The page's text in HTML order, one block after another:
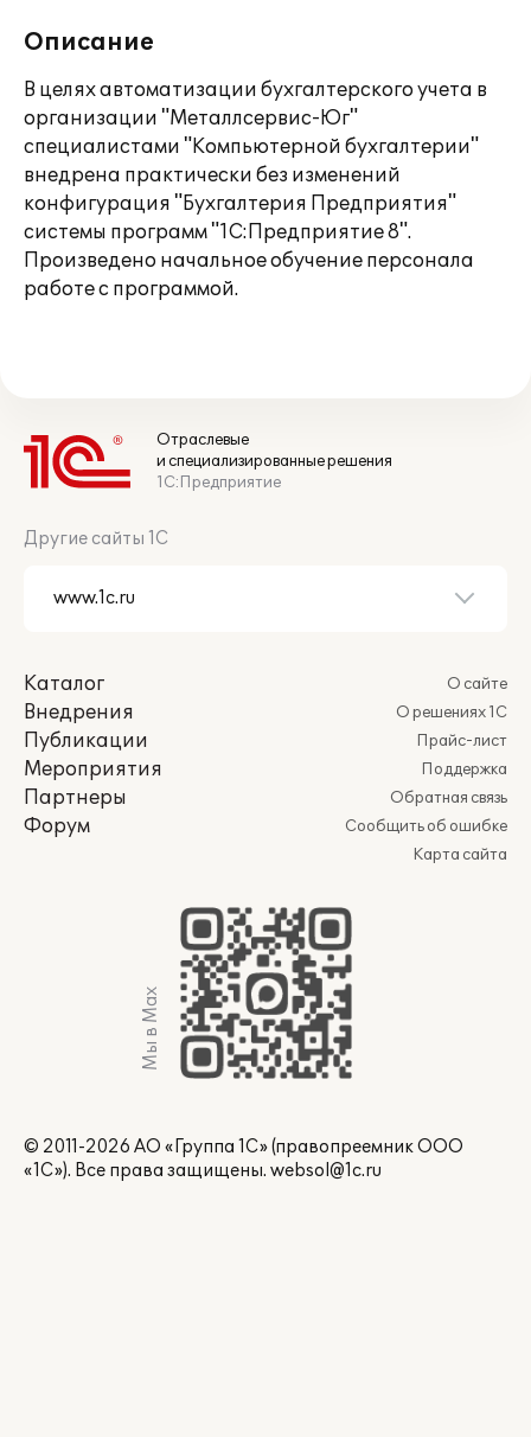
Описание
В целях автоматизации бухгалтерского учета в
организации "Металлсервис-Юг"
специалистами "Компьютерной бухгалтерии"
внедрена практически без изменений
конфигурация "Бухгалтерия Предприятия"
системы программ "1С:Предприятие 8".
Произведено начальное обучение персонала
работе с программой.
Отраслевые
и специализированные решения
1С:Предприятие
Другие сайты 1С
Каталог
Внедрения
Публикации
Мероприятия
Партнеры
Форум
О сайте
О решениях 1С
Прайс-лист
Поддержка
Обратная связь
Сообщить об ошибке
Карта сайта
Мы в Max
© 2011-2026 АО «Группа 1С» (правопреемник ООО
«1С»). Все права защищены. websol@1c.ru